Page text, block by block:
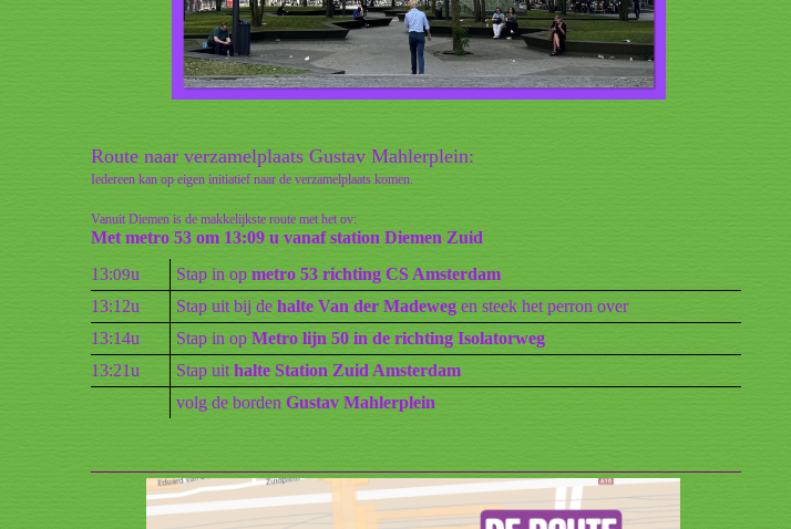
Route naar verzamelplaats Gustav Mahlerplein:
Iedereen kan op eigen initiatief naar de verzamelplaats komen.
Vanuit Diemen is de makkelijkste route met het ov:
Met metro 53 om 13:09 u vanaf station Diemen Zuid
13:09u Stap in op metro 53 richting CS Amsterdam
13:12u
Stap uit bij de halte Van der Madeweg en steek het perron over
13:14u
Stap in op Metro lijn 50 in de richting Isolatorweg
13:21u
Stap uit halte Station Zuid Amsterdam
volg de borden Gustav Mahlerplein